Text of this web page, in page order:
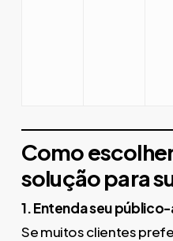
Como
solução para
1. Entenda seu
Se muitos clientes